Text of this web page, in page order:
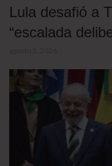
Lula desafió a
“escalada